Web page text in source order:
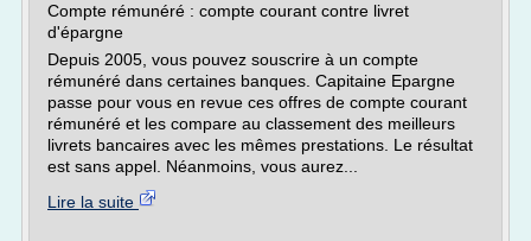
Compte rémunéré : compte courant contre livret
d'épargne
Depuis 2005, vous pouvez souscrire à un compte
rémunéré dans certaines banques. Capitaine Epargne
passe pour vous en revue ces offres de compte courant
rémunéré et les compare au classement des meilleurs
livrets bancaires avec les mêmes prestations. Le résultat
est sans appel. Néanmoins, vous aurez...
Lire la suite